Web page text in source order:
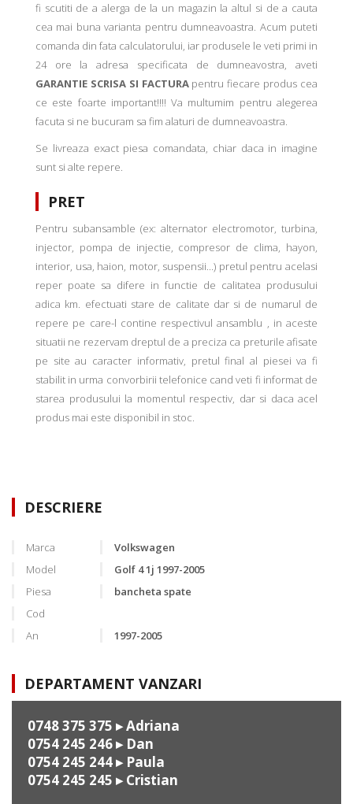
fi scutiti de a alerga de la un magazin la altul si de a cauta
cea mai buna varianta pentru dumneavoastra. Acum puteti
comanda din fata calculatorului, iar produsele le veti primi in
24 ore la adresa specificata de dumneavostra, aveti
GARANTIE SCRISA SI FACTURApentru fiecare produs cea
ce este foarte important!!!! Va multumim pentru alegerea
facuta si ne bucuram sa fim alaturi de dumneavoastra.
Se livreaza exact piesa comandata, chiar daca in imagine
sunt si alte repere.
PRET
Pentru subansamble (ex: alternator electromotor, turbina,
injector, pompa de injectie, compresor de clima, hayon,
interior, usa, haion, motor, suspensii...) pretul pentru acelasi
reper poate sa difere in functie de calitatea produsului
adica km. efectuati stare de calitate dar si de numarul de
repere pe care-l contine respectivul ansamblu , in aceste
situatii ne rezervam dreptul de a preciza ca preturile afisate
pe site au caracter informativ, pretul final al piesei va fi
stabilit in urma convorbirii telefonice cand veti fi informat de
starea produsului la momentul respectiv, dar si daca acel
produs mai este disponibil in stoc.
DESCRIERE
Marca
Volkswagen
Model
Golf 4 1j 1997-2005
Piesa
bancheta spate
Cod
An
1997-2005
DEPARTAMENT VANZARI
0748 375 375 ▸ Adriana
0754 245 246▸ Dan
0754 245 244▸ Paula
0754 245 245 ▸ Cristian